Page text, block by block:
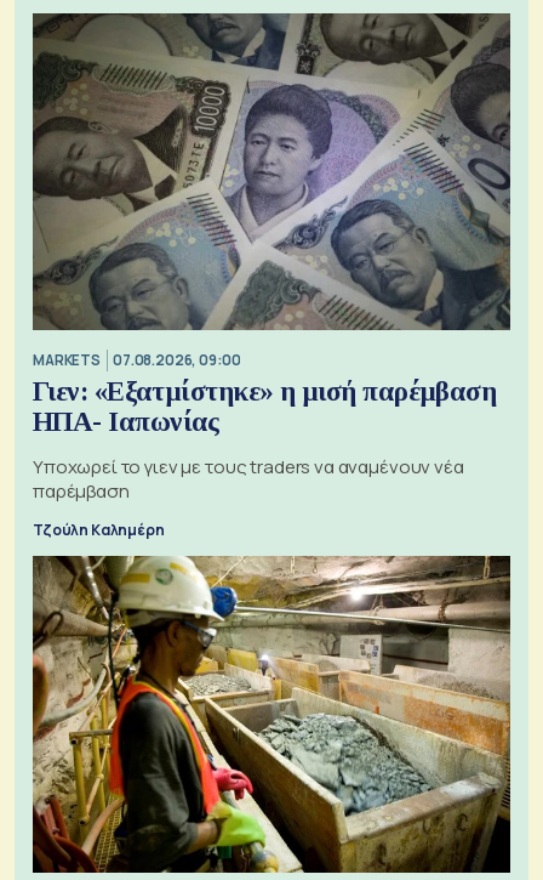
MARKETS 07.08.2026, 09:00
Γιεν: «Εξατμίστηκε» η μισή παρέμβαση
ΗΠΑ- Ιαπωνίας
Υποχωρεί το γιεν με τους traders να αναμένουν νέα
παρέμβαση
Τζούλη Καλημέρη